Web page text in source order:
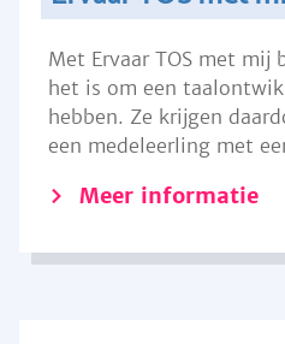
Met Ervaar TOS met mij
het is om een
hebben. Ze krijgen
een medeleerling met
Meer informatie